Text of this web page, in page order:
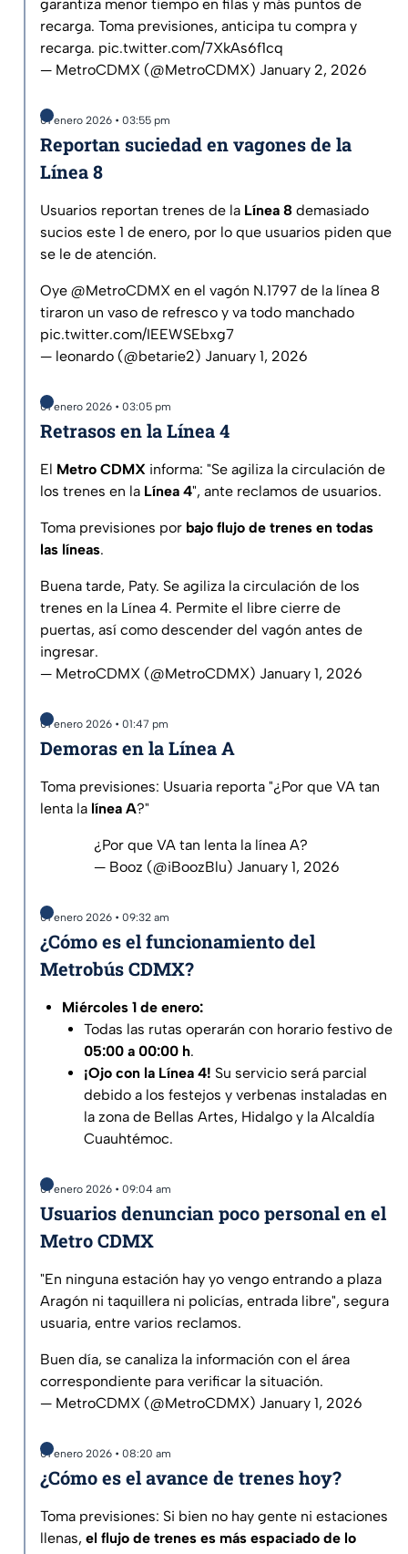
garantiza menor tiempo en filas y más puntos de
recarga. Toma previsiones, anticipa tu compra y
recarga. pic.twitter.com/7XkAs6f1cq
— MetroCDMX (@MetroCDMX) January 2, 2026
01 enero 2026 • 03:55 pm
Reportan suciedad en vagones de la
Línea 8
Usuarios reportan trenes de la Línea 8 demasiado
sucios este 1 de enero, por lo que usuarios piden que
se le de atención.
Oye @MetroCDMX en el vagón N.1797 de la línea 8
tiraron un vaso de refresco y va todo manchado
pic.twitter.com/IEEWSEbxg7
— leonardo (@betarie2) January 1, 2026
01 enero 2026 • 03:05 pm
Retrasos en la Línea 4
El Metro CDMX informa: "Se agiliza la circulación de
los trenes en la Línea 4", ante reclamos de usuarios.
Toma previsiones por bajo flujo de trenes en todas
las líneas.
Buena tarde, Paty. Se agiliza la circulación de los
trenes en la Línea 4. Permite el libre cierre de
puertas, así como descender del vagón antes de
ingresar.
— MetroCDMX (@MetroCDMX) January 1, 2026
01 enero 2026 • 01:47 pm
Demoras en la Línea A
Toma previsiones: Usuaria reporta "¿Por que VA tan
lenta la línea A?"
¿Por que VA tan lenta la línea A?
— Booz (@iBoozBlu) January 1, 2026
01 enero 2026 • 09:32 am
¿Cómo es el funcionamiento del
Metrobús CDMX?
Miércoles 1 de enero:
Todas las rutas operarán con horario festivo de
05:00 a 00:00 h.
¡Ojo con la Línea 4! Su servicio será parcial
debido a los festejos y verbenas instaladas en
la zona de Bellas Artes, Hidalgo y la Alcaldía
Cuauhtémoc.
01 enero 2026 • 09:04 am
Usuarios denuncian poco personal en el
Metro CDMX
"En ninguna estación hay yo vengo entrando a plaza
Aragón ni taquillera ni policías, entrada libre", segura
usuaria, entre varios reclamos.
Buen día, se canaliza la información con el área
correspondiente para verificar la situación.
— MetroCDMX (@MetroCDMX) January 1, 2026
01 enero 2026 • 08:20 am
¿Cómo es el avance de trenes hoy?
Toma previsiones: Si bien no hay gente ni estaciones
llenas, el flujo de trenes es más espaciado de lo